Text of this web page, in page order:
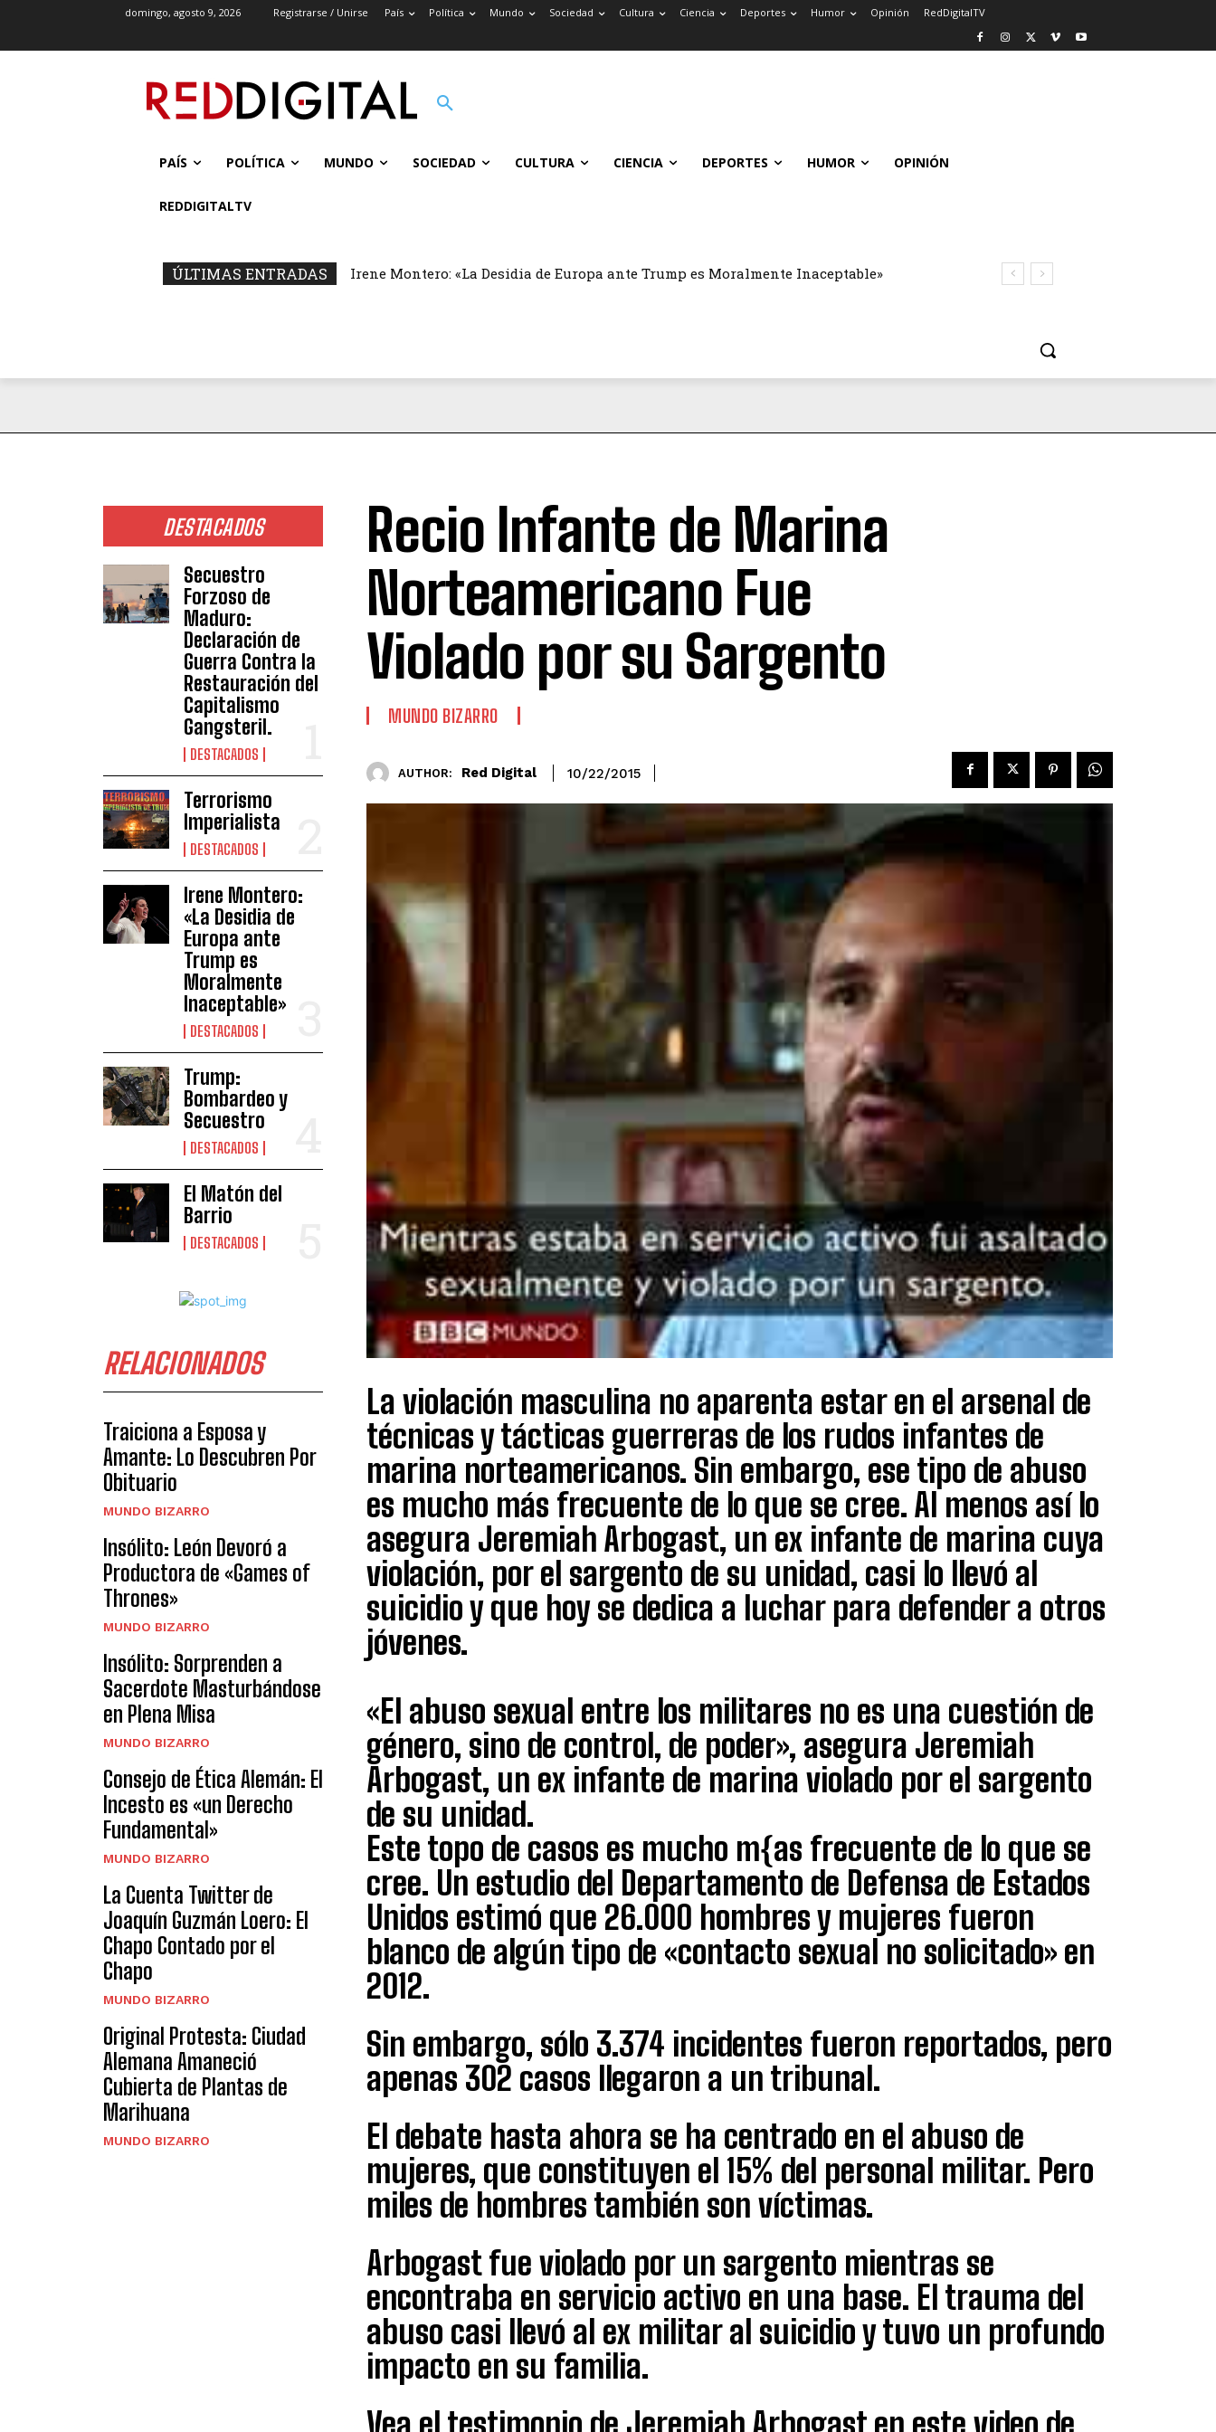
domingo, agosto 9, 2026 Registrarse / Unirse País Política Mundo Sociedad Cultura Ciencia Deportes Humor Opinión RedDigitalTV
PAÍS POLÍTICA MUNDO SOCIEDAD CULTURA CIENCIA DEPORTES HUMOR OPINIÓN
REDDIGITALTV
ÚLTIMAS ENTRADAS Irene Montero: «La Desidia de Europa ante Trump es Moralmente Inaceptable»
DESTACADOS
Secuestro
Forzoso de
Maduro:
Declaración de
Guerra Contra la
Restauración del
Capitalismo
Gangsteril.
DESTACADOS
Terrorismo
Imperialista
DESTACADOS
Irene Montero:
«La Desidia de
Europa ante
Trump es
Moralmente
Inaceptable»
DESTACADOS
Trump:
Bombardeo y
Secuestro
DESTACADOS
El Matón del
Barrio
DESTACADOS
RELACIONADOS
Traiciona a Esposa y
Amante: Lo Descubren Por
Obituario
MUNDO BIZARRO
Insólito: León Devoró a
Productora de «Games of
Thrones»
MUNDO BIZARRO
Insólito: Sorprenden a
Sacerdote Masturbándose
en Plena Misa
MUNDO BIZARRO
Consejo de Ética Alemán: El
Incesto es «un Derecho
Fundamental»
MUNDO BIZARRO
La Cuenta Twitter de
Joaquín Guzmán Loero: El
Chapo Contado por el
Chapo
MUNDO BIZARRO
Original Protesta: Ciudad
Alemana Amaneció
Cubierta de Plantas de
Marihuana
MUNDO BIZARRO
Recio Infante de Marina
Norteamericano Fue
Violado por su Sargento
MUNDO BIZARRO
AUTHOR: Red Digital 10/22/2015
La violación masculina no aparenta estar en el arsenal de
técnicas y tácticas guerreras de los rudos infantes de
marina norteamericanos. Sin embargo, ese tipo de abuso
es mucho más frecuente de lo que se cree. Al menos así lo
asegura Jeremiah Arbogast, un ex infante de marina cuya
violación, por el sargento de su unidad, casi lo llevó al
suicidio y que hoy se dedica a luchar para defender a otros
jóvenes.
«El abuso sexual entre los militares no es una cuestión de
género, sino de control, de poder», asegura Jeremiah
Arbogast, un ex infante de marina violado por el sargento
de su unidad.
Este topo de casos es mucho m{as frecuente de lo que se
cree. Un estudio del Departamento de Defensa de Estados
Unidos estimó que 26.000 hombres y mujeres fueron
blanco de algún tipo de «contacto sexual no solicitado» en
2012.
Sin embargo, sólo 3.374 incidentes fueron reportados, pero
apenas 302 casos llegaron a un tribunal.
El debate hasta ahora se ha centrado en el abuso de
mujeres, que constituyen el 15% del personal militar. Pero
miles de hombres también son víctimas.
Arbogast fue violado por un sargento mientras se
encontraba en servicio activo en una base. El trauma del
abuso casi llevó al ex militar al suicidio y tuvo un profundo
impacto en su familia.